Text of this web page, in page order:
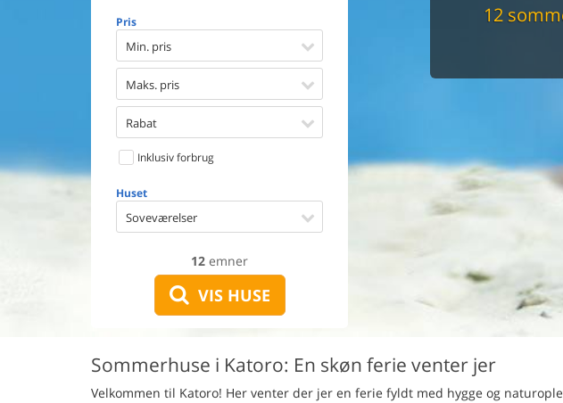
Pris
Min. pris
Maks. pris
Rabat
Inklusiv forbrug
Huset
Soveværelser
12 emner
VIS HUSE
Aircondition
Ladestander til elbil
12
Sommerhuse i Katoro: En skøn ferie venter jer
Velkommen til Katoro! Her venter der jer en ferie fyldt med hygge og